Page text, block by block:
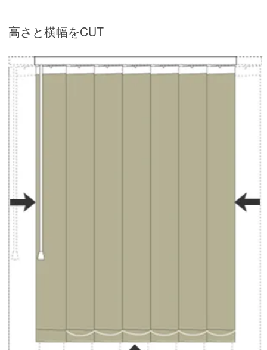
高さと横幅をCUT